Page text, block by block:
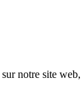
sur notre site